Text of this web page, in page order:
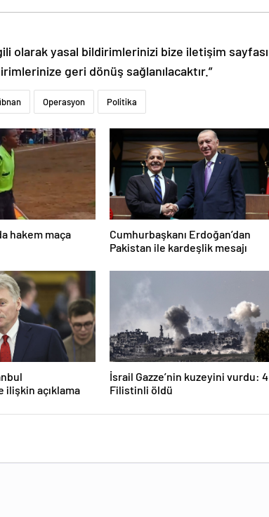
geri dönüş sağlanılacaktır.”
Operasyon Politika
hakem maça
Cumhurbaşkanı Erdoğan’dan
Pakistan ile kardeşlik mesajı
açıklama
İsrail Gazze’nin kuzeyini vurdu: 4
Filistinli öldü